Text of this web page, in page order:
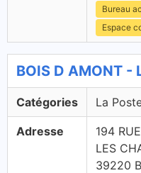
Bureau
Espace
BOIS D AMONT -
Catégories La
Adresse
194
LES
39220